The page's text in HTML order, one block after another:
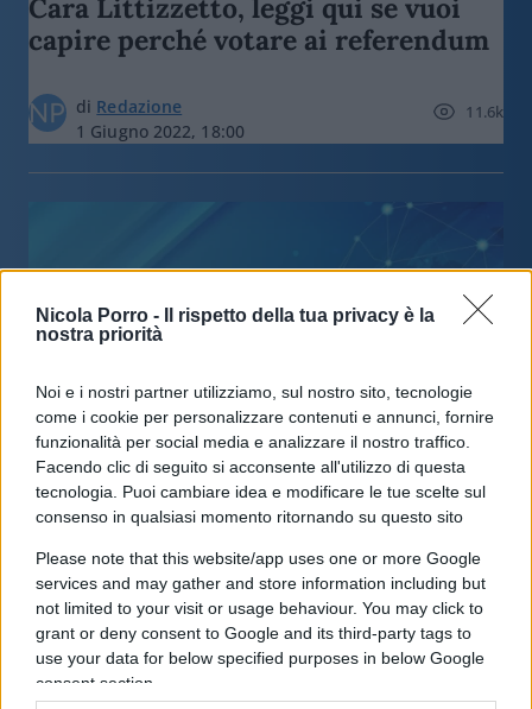
Nicola Porro -
Il rispetto della tua privacy è la
nostra priorità
Noi e i nostri partner utilizziamo, sul nostro sito, tecnologie
come i cookie per personalizzare contenuti e annunci, fornire
funzionalità per social media e analizzare il nostro traffico.
Facendo clic di seguito si acconsente all'utilizzo di questa
tecnologia. Puoi cambiare idea e modificare le tue scelte sul
consenso in qualsiasi momento ritornando su questo sito
Please note that this website/app uses one or more Google
services and may gather and store information including but
not limited to your visit or usage behaviour. You may click to
grant or deny consent to Google and its third-party tags to
use your data for below specified purposes in below Google
consent section.
Cara Littizzetto, leggi qui se vuoi
capire perché votare ai referendum
di Redazione
1 Giugno 2022, 18:00
11.6k
Pelù cade dal palco: che pena i
cattivi ragazzi
di Max Del Papa
1 Giugno 2022, 15:59
31.6k